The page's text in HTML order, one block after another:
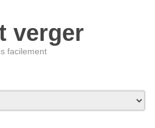
verger
facilement